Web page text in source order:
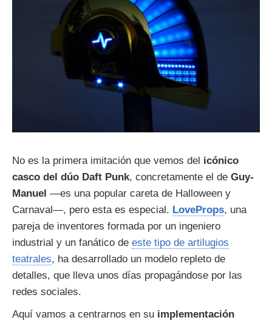
No es la primera imitación que vemos del icónico
casco del dúo Daft Punk, concretamente el de Guy-
Manuel —es una popular careta de Halloween y
Carnaval—, pero esta es especial. LoveProps, una
pareja de inventores formada por un ingeniero
industrial y un fanático de este tipo de artilugios
teatrales, ha desarrollado un modelo repleto de
detalles, que lleva unos días propagándose por las
redes sociales.
Aquí vamos a centrarnos en su implementación